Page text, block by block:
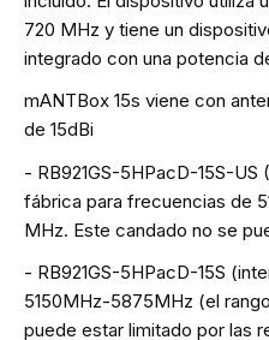
720 MHz y tiene un
integrado con una potencia
mANTBox 15s viene con
de 15dBi
- RB921GS-5HPacD-15S-
fábrica para frecuencias de
MHz. Este candado no se
- RB921GS-5HPacD-15S
5150MHz-5875MHz (el
puede estar limitado por las